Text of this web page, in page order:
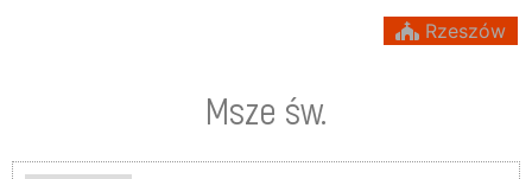
Rzeszów
Msze św.